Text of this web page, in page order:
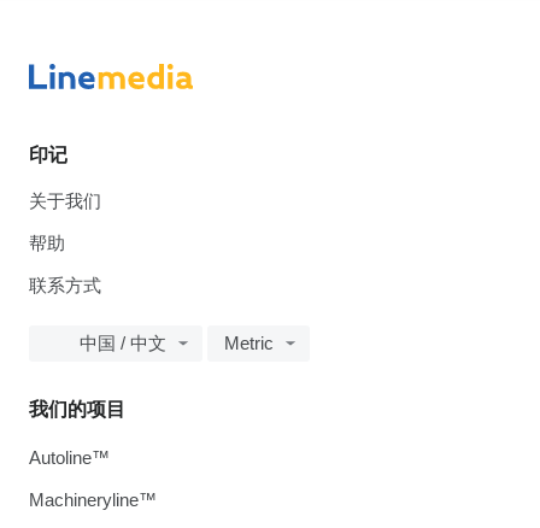
印记
关于我们
帮助
联系方式
中国 / 中文 Metric
我们的项目
Autoline™
Machineryline™